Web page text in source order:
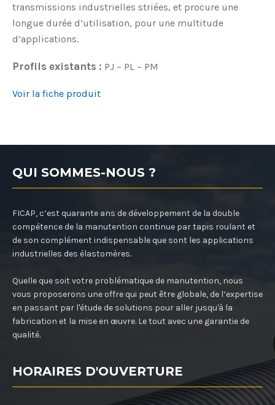
transmissions industrielles striées, et procure une
longue durée d’utilisation, pour une multitude
d’applications.
Profils existants : PJ – PL – PM
Voir la fiche produit
QUI SOMMES-NOUS ?
FICAP, c’est quarante ans de développement de la double
compétence de la manutention continue par tapis roulant et
de son complément indispensable que sont les applications
industrielles des élastomères.
Quelle que soit votre problématique de manutention, nous
vous proposerons une offre qui peut être globale, de l’expertise
en passant par l'étude de solutions pour aller jusqu'à la
fabrication et la mise en œuvre. Le tout avec une garantie de
qualité.
HORAIRES D'OUVERTURE